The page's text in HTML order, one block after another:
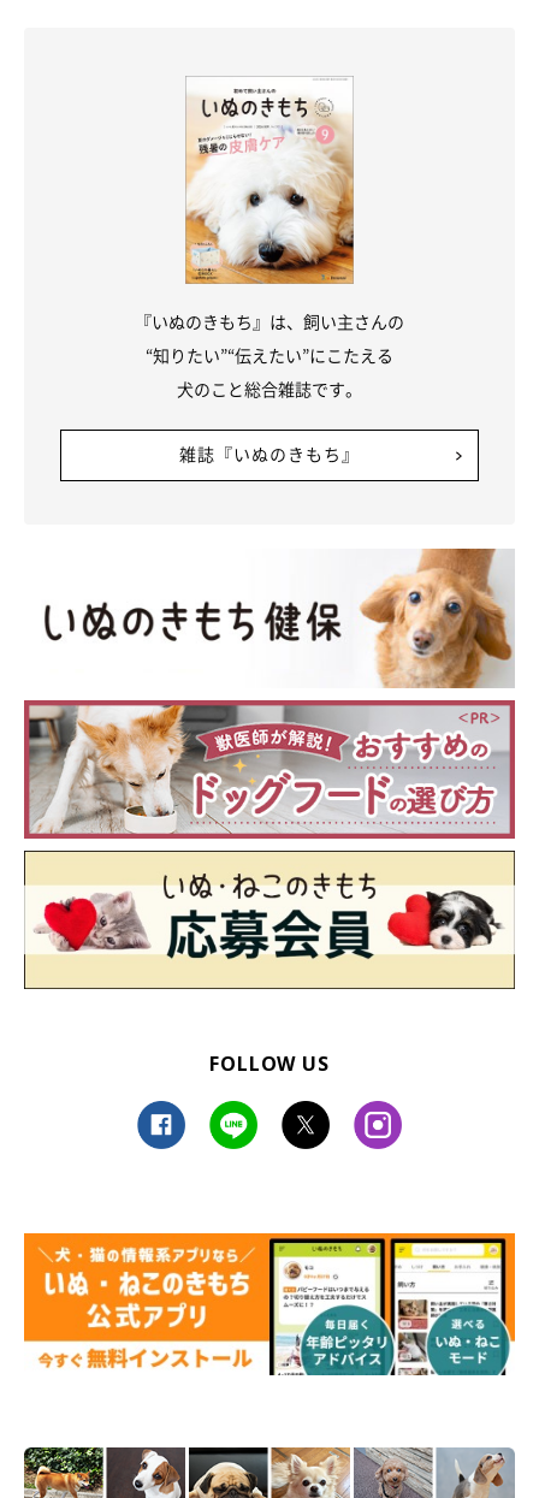
「たまに確認する見守りカメラで、だいたいの動きは把握
していましたが、寝ている時の表情であったり、寝言を言
うなど新たな一面を発見できました」
在宅勤務の「悪い面」や「デメリット」を感
じる人も…
『いぬのきもち』は、飼い主さんの
“知りたい”“伝えたい”にこたえる
犬のこと総合雑誌です。
雑誌『いぬのきもち』
FOLLOW US